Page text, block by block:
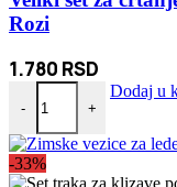
Rozi
1.780 RSD
-
Veliki set za crtanje i
+
Dodaj u
-33%